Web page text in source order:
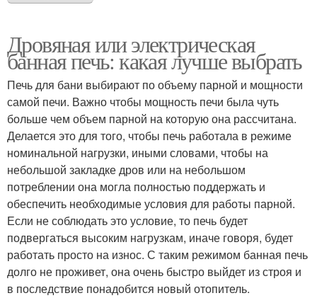
Дровяная или электрическая
банная печь: какая лучше выбрать
Печь для бани выбирают по объему парной и мощности
самой печи. Важно чтобы мощность печи была чуть
больше чем объем парной на которую она рассчитана.
Делается это для того, чтобы печь работала в режиме
номинальной нагрузки, иными словами, чтобы на
небольшой закладке дров или на небольшом
потреблении она могла полностью поддержать и
обеспечить необходимые условия для работы парной.
Если не соблюдать это условие, то печь будет
подвергаться высоким нагрузкам, иначе говоря, будет
работать просто на износ. С таким режимом банная печь
долго не проживет, она очень быстро выйдет из строя и
в последствие понадобится новый отопитель.